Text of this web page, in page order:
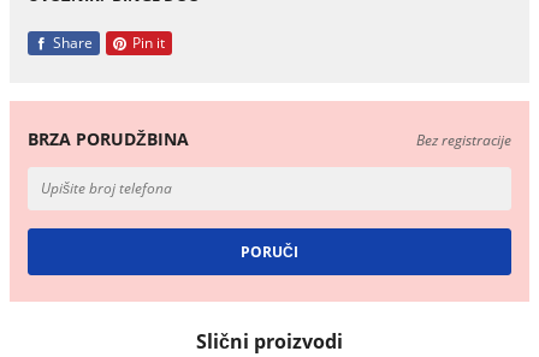
Share Pin it
BRZA PORUDŽBINA Bez registracije
Slični proizvodi